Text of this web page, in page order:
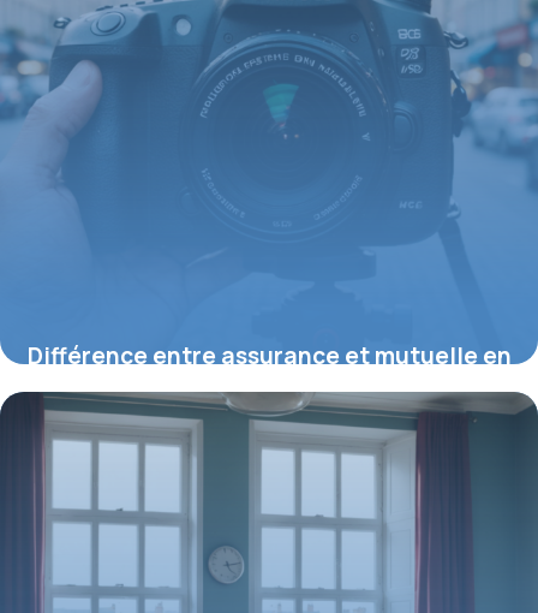
Différence entre assurance et mutuelle en
2026 : définitions et cadre légal
20 juillet 2026